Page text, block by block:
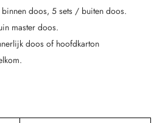
doos, 5 sets / buiten doos.
master doos.
doos of hoofdkarton